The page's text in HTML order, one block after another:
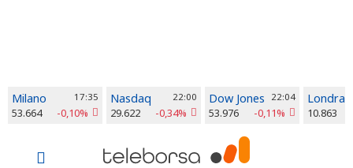
Milano 17:35
53.664 -0,10%
Nasdaq 22:00
29.622 -0,34%
Dow Jones 22:04
53.976 -0,11%
Londra
10.863